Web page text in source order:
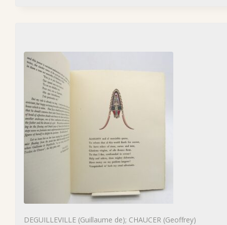
DEGUILLEVILLE (Guillaume de); CHAUCER (Geoffrey)